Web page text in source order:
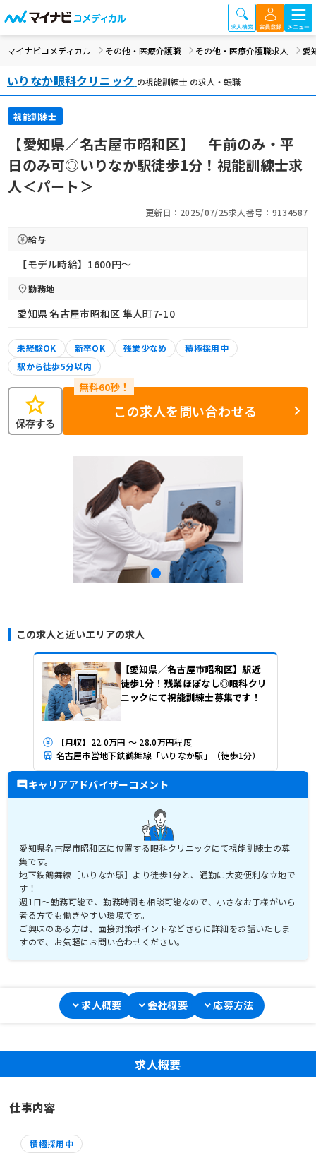
マイナビコメディカル その他・医療介護職 その他・医療介護職求人 愛
いりなか眼科クリニック の視能訓練士 の求人・転職
視能訓練士
【愛知県／名古屋市昭和区】 午前のみ・平
日のみ可◎いりなか駅徒歩1分！視能訓練士求
人＜パート＞
更新日：2025/07/25求人番号：9134587
給与
【モデル時給】1600円〜
勤務地
愛知県 名古屋市昭和区 隼人町7-10
未経験OK 新卒OK 残業少なめ
積極採用中
駅から徒歩5分以内
star
保存する
この求人を問い合わせる
この求人と近いエリアの求人
【愛知県／名古屋市昭和区】駅近
徒歩1分！残業ほぼなし◎眼科クリ
ニックにて視能訓練士募集です！
【月収】22.0万円 ～ 28.0万円程度
名古屋市営地下鉄鶴舞線「いりなか駅」（徒歩1分）
キャリアアドバイザーコメント
愛知県名古屋市昭和区に位置する眼科クリニックにて視能訓練士の募
集です。
地下鉄鶴舞線［いりなか駅］より徒歩1分と、通勤に大変便利な立地で
す！
週1日～勤務可能で、勤務時間も相談可能なので、小さなお子様がいら
者る方でも働きやすい環境です。
ご興味のある方は、面接対策ポイントなどさらに詳細をお話いたしま
すので、お気軽にお問い合わせください。
求人概要 会社概要 応募方法
求人概要
仕事内容
積極採用中